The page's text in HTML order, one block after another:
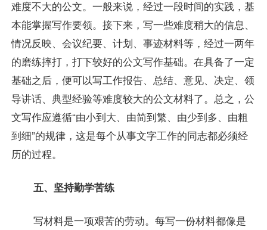
难度不大的公文。一般来说，经过一段时间的实践，基
本能掌握写作要领。接下来，写一些难度稍大的信息、
情况反映、会议纪要、计划、事迹材料等，经过一两年
的磨练摔打，打下较好的公文写作基础。在具备了一定
基础之后，便可以写工作报告、总结、意见、决定、领
导讲话、典型经验等难度较大的公文材料了。总之，公
文写作应遵循“由小到大、由简到繁、由少到多、由粗
到细”的规律，这是每个从事文字工作的同志都必须经
历的过程。
五、坚持勤学苦练
写材料是一项艰苦的劳动。每写一份材料都像是